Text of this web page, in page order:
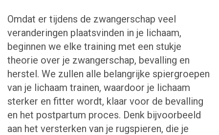
Omdat er tijdens de zwangerschap veel
veranderingen plaatsvinden in je lichaam,
beginnen we elke training met een stukje
theorie over je zwangerschap, bevalling en
herstel. We zullen alle belangrijke spiergroepen
van je lichaam trainen, waardoor je lichaam
sterker en fitter wordt, klaar voor de bevalling
en het postpartum proces. Denk bijvoorbeeld
aan het versterken van je rugspieren, die je